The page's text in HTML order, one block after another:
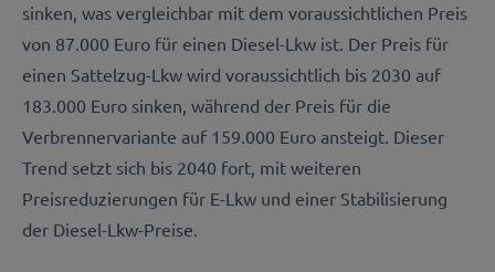
sinken, was vergleichbar mit dem voraussichtlichen Preis
von 87.000 Euro für einen Diesel-Lkw ist. Der Preis für
einen Sattelzug-Lkw wird voraussichtlich bis 2030 auf
183.000 Euro sinken, während der Preis für die
Verbrennervariante auf 159.000 Euro ansteigt. Dieser
Trend setzt sich bis 2040 fort, mit weiteren
Preisreduzierungen für E-Lkw und einer Stabilisierung
der Diesel-Lkw-Preise.